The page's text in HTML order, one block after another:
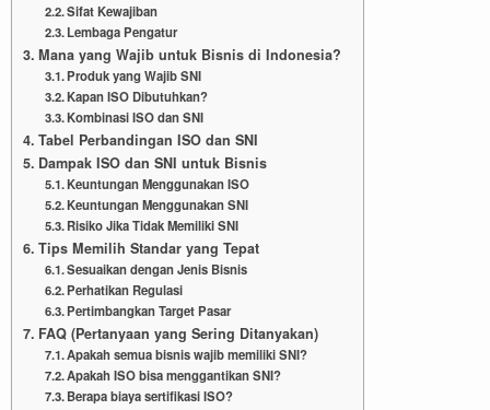
Sifat Kewajiban
Lembaga Pengatur
Mana yang Wajib untuk Bisnis di Indonesia?
Produk yang Wajib SNI
Kapan ISO Dibutuhkan?
Kombinasi ISO dan SNI
Tabel Perbandingan ISO dan SNI
Dampak ISO dan SNI untuk Bisnis
Keuntungan Menggunakan ISO
Keuntungan Menggunakan SNI
Risiko Jika Tidak Memiliki SNI
Tips Memilih Standar yang Tepat
Sesuaikan dengan Jenis Bisnis
Perhatikan Regulasi
Pertimbangkan Target Pasar
FAQ (Pertanyaan yang Sering Ditanyakan)
Apakah semua bisnis wajib memiliki SNI?
Apakah ISO bisa menggantikan SNI?
Berapa biaya sertifikasi ISO?